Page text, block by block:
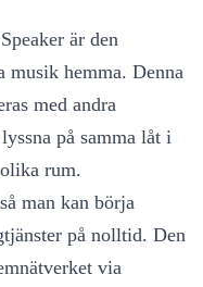
är den
musik hemma. Denna
med andra
på samma låt i
rum.
man kan börja
på nolltid. Den
via